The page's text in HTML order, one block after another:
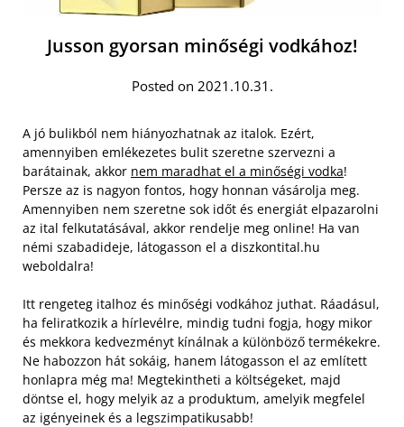
Jusson gyorsan minőségi vodkához!
Posted on 2021.10.31.
A jó bulikból nem hiányozhatnak az italok. Ezért,
amennyiben emlékezetes bulit szeretne szervezni a
barátainak, akkor nem maradhat el a minőségi vodka!
Persze az is nagyon fontos, hogy honnan vásárolja meg.
Amennyiben nem szeretne sok időt és energiát elpazarolni
az ital felkutatásával, akkor rendelje meg online! Ha van
némi szabadideje, látogasson el a diszkontital.hu
weboldalra!
Itt rengeteg italhoz és minőségi vodkához juthat. Ráadásul,
ha feliratkozik a hírlevélre, mindig tudni fogja, hogy mikor
és mekkora kedvezményt kínálnak a különböző termékekre.
Ne habozzon hát sokáig, hanem látogasson el az említett
honlapra még ma! Megtekintheti a költségeket, majd
döntse el, hogy melyik az a produktum, amelyik megfelel
az igényeinek és a legszimpatikusabb!